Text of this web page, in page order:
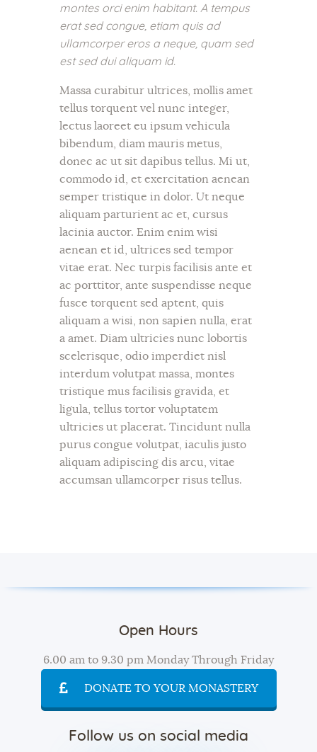
montes orci enim habitant. A tempus
erat sed congue, etiam quis ad
ullamcorper eros a neque, quam sed
est sed dui aliquam id.
Massa curabitur ultrices, mollis amet
tellus torquent vel nunc integer,
lectus laoreet eu ipsum vehicula
bibendum, diam mauris metus,
donec ac ut sit dapibus tellus. Mi ut,
commodo id, et exercitation aenean
semper tristique in dolor. Ut neque
aliquam parturient ac et, cursus
lacinia auctor. Enim enim wisi
aenean et id, ultrices sed tempor
vitae erat. Nec turpis facilisis ante et
ac porttitor, ante suspendisse neque
fusce torquent sed aptent, quis
aliquam a wisi, non sapien nulla, erat
a amet. Diam ultricies nunc lobortis
scelerisque, odio imperdiet nisl
interdum volutpat massa, montes
tristique mus facilisis gravida, et
ligula, tellus tortor voluptatem
ultricies ut placerat. Tincidunt nulla
purus congue volutpat, iaculis justo
aliquam adipiscing dis arcu, vitae
accumsan ullamcorper risus tellus.
Open Hours
6.00 am to 9.30 pm Monday Through Friday
DONATE TO YOUR MONASTERY
Follow us on social media